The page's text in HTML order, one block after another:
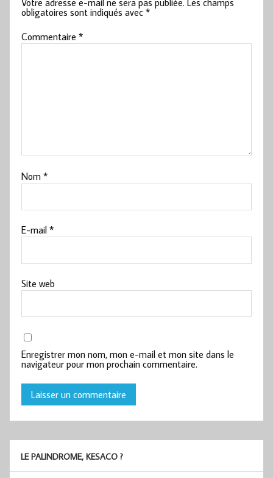
obligatoires sont indiqués avec*
Commentaire*
Nom*
E-mail*
Site web
Enregistrer mon nom, mon e-mail et mon site dans le
navigateur pour mon prochain commentaire.
LE PALINDROME, KESACO ?